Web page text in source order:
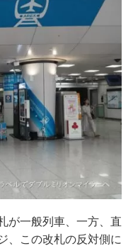
が一般列車、一方、直
、この改札の反対側に